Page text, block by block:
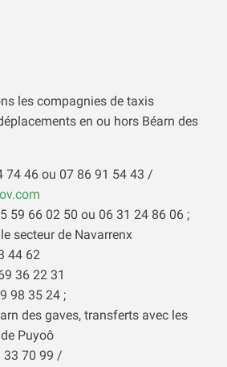
les compagnies de taxis
en ou hors Béarn des
74 46 ou 07 86 91 54 43 /
59 66 02 50 ou 06 31 24 86 06 ;
secteur de Navarrenx
44 62
36 22 31
98 35 24 ;
des gaves, transferts avec les
Puyoô
33 70 99 /